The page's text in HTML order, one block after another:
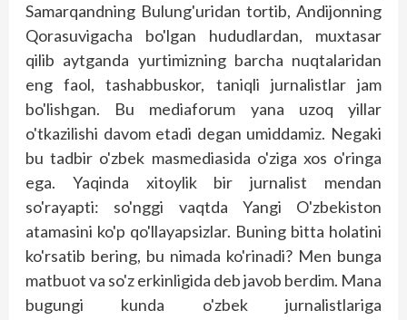
Samarqandning Bulung'uridan tortib, Andijonning
Qorasuvigacha bo'lgan hududlardan, muxtasar
qilib aytganda yurtimizning barcha nuqtalaridan
eng faol, tashabbuskor, taniqli jurnalistlar jam
bo'lishgan. Bu mediaforum yana uzoq yillar
o'tkazilishi davom etadi degan umiddamiz. Negaki
bu tadbir o'zbek masmediasida o'ziga xos o'ringa
ega. Yaqinda xitoylik bir jurnalist mendan
so'rayapti: so'nggi vaqtda Yangi O'zbekiston
atamasini ko'p qo'llayapsizlar. Buning bitta holatini
ko'rsatib bering, bu nimada ko'rinadi? Men bunga
matbuot va so'z erkinligida deb javob berdim. Mana
bugungi kunda o'zbek jurnalistlariga